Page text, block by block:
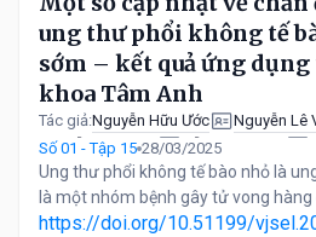
ung thư phổi không tế
sớm – kết quả ứng
khoa Tâm Anh
Tác giả:Nguyễn Hữu Ước
Nguyễn Lê
Nguyễn Ngọc Dự
Đỗ Trung Dũng
Hoàng Văn Trung
Phạm Việt Long
Số 01 - Tập 15 28/03/2025
Ung thư phổi không tế bào nhỏ là
là một nhóm bệnh gây tử vong hàng
https://doi.org/10.51199/